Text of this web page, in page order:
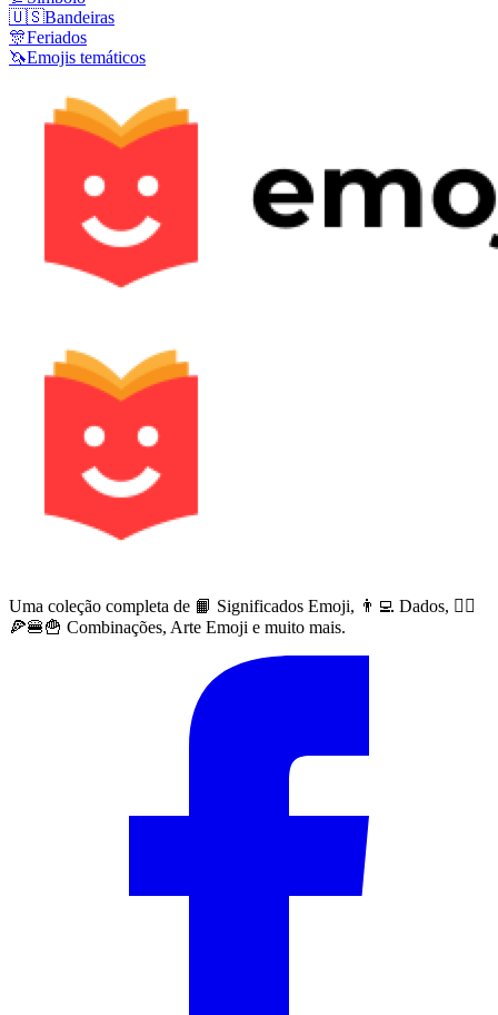
🇺🇸Bandeiras
🎊Feriados
🦄Emojis temáticos
Uma coleção completa de 📙 Significados Emoji, 👨‍💻 Dados, 🙅‍♀️
🍕🍔🍟 Combinações, Arte Emoji e muito mais.